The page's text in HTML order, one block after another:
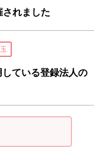
れました
している登録法人の